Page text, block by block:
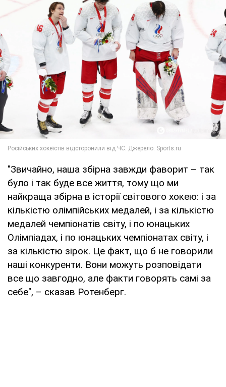
"Звичайно, наша збірна завжди фаворит – так
було і так буде все життя, тому що ми
найкраща збірна в історії світового хокею: і за
кількістю олімпійських медалей, і за кількістю
медалей чемпіонатів світу, і по юнацьких
Олімпіадах, і по юнацьких чемпіонатах світу, і
за кількістю зірок. Це факт, що б не говорили
наші конкуренти. Вони можуть розповідати
все що завгодно, але факти говорять самі за
себе", – сказав Ротенберг.